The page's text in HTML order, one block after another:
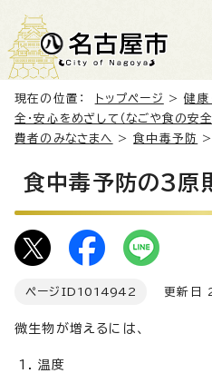
現在の位置： トップページ >健康
全・安心をめざして（なごや食の安
費者のみなさまへ
>食中毒予防
食中毒予防の3原
ページID 1014942 更新日
微生物が増えるには、
温度